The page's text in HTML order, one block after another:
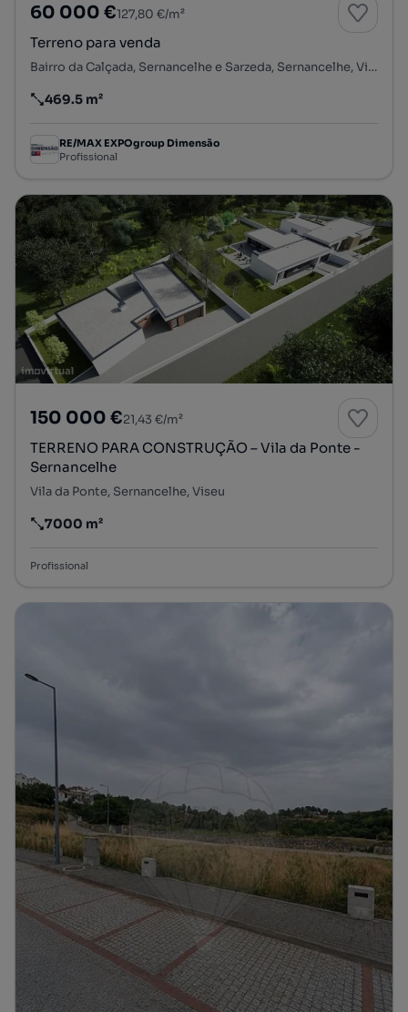
60 000 €127,80 €/m²
Terreno para venda
Bairro da Calçada, Sernancelhe e Sarzeda, Sernancelhe, Viseu
Preço por metro quadrado
469.5 m²
RE/MAX EXPOgroup Dimensão
Profissional
150 000 €21,43 €/m²
TERRENO PARA CONSTRUÇÃO – Vila da Ponte -
Sernancelhe
Vila da Ponte, Sernancelhe, Viseu
Preço por metro quadrado
7000 m²
Profissional